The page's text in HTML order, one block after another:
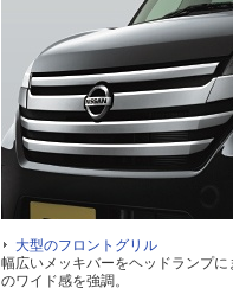
大型のフロントグリル
幅広いメッキバーをヘッドランプ
のワイド感を強調。